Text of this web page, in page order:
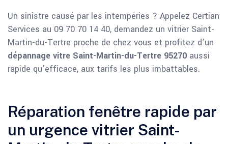
Un sinistre causé par les intempéries ? Appelez Certian
Services au 09 70 70 14 40, demandez un vitrier Saint-
Martin-du-Tertre proche de chez vous et profitez d’un
dépannage vitre Saint-Martin-du-Tertre 95270 aussi
rapide qu’efficace, aux tarifs les plus imbattables.
Réparation fenêtre rapide par
un urgence vitrier Saint-